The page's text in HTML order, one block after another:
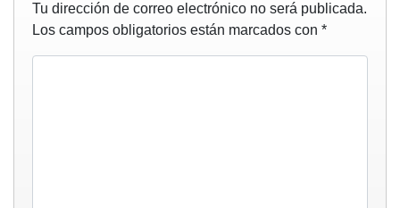
Tu dirección de correo electrónico no será publicada.
Los campos obligatorios están marcados con *